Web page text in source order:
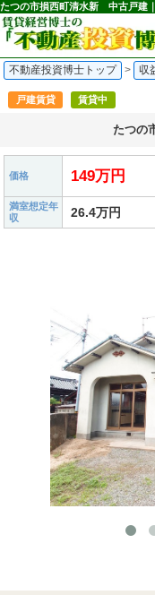
不動産投資博士トップ > 収
戸建賃貸 賃貸中
たつの
価格 149万円
満室想定年
収
26.4万円